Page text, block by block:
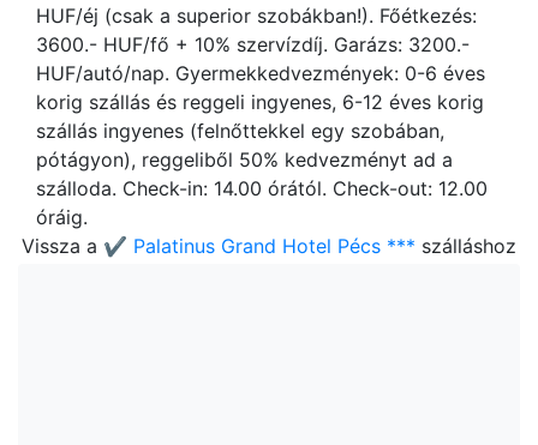
HUF/éj (csak a superior szobákban!). Főétkezés:
3600.- HUF/fő + 10% szervízdíj. Garázs: 3200.-
HUF/autó/nap. Gyermekkedvezmények: 0-6 éves
korig szállás és reggeli ingyenes, 6-12 éves korig
szállás ingyenes (felnőttekkel egy szobában,
pótágyon), reggeliből 50% kedvezményt ad a
szálloda. Check-in: 14.00 órától. Check-out: 12.00
óráig.
Vissza a ✔️ Palatinus Grand Hotel Pécs *** szálláshoz